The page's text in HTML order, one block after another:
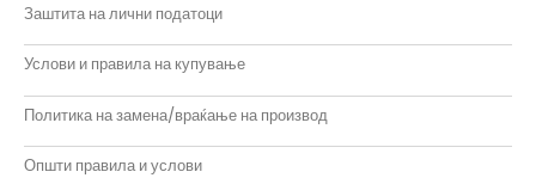
Заштита на лични податоци
Услови и правила на купување
Политика на замена/враќање на производ
Општи правила и услови